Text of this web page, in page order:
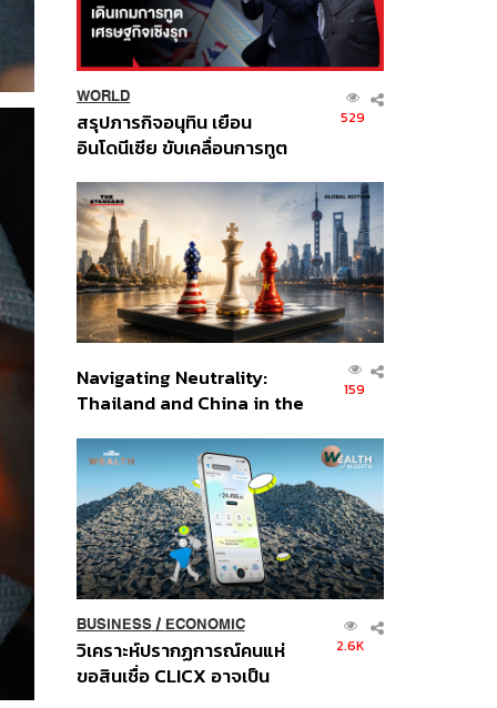
WORLD
สรุปภารกิจอนุทิน เยือน
อินโดนีเซีย ขับเคลื่อนการทูต
ส่วนยุทธศาสตร์ไทย –
อินโดนีเซีย
529
Navigating Neutrality:
Thailand and China in the
Order
159
BUSINESS/ ECONOMIC
วิเคราะห์ปรากฏการณ์คนแห่
ขอสินเชื่อ CLICX อาจเป็น
2.6K